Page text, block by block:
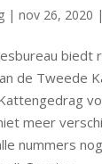
| nov 26, 2020 |
biedt
de Tweede
meer
nummers